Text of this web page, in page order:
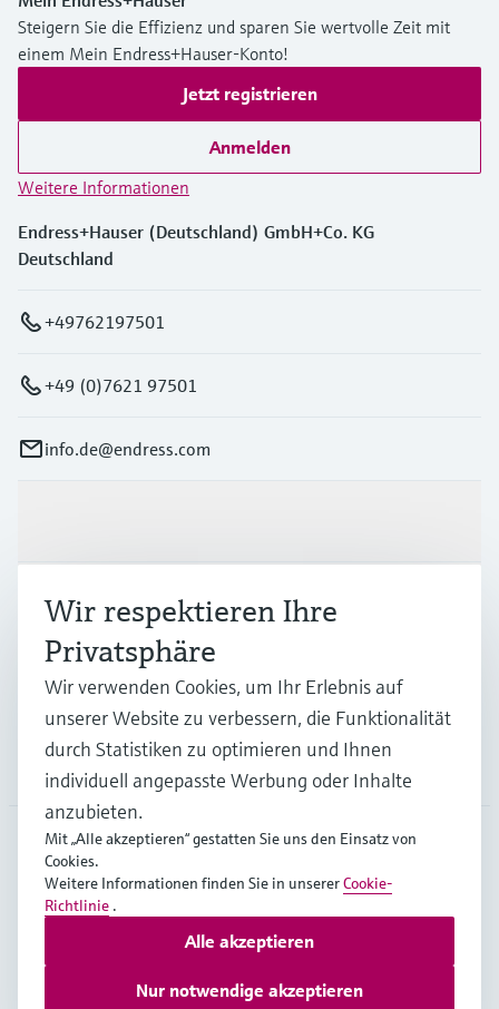
Steigern Sie die Effizienz und sparen Sie wertvolle Zeit mit
einem Mein Endress+Hauser-Konto!
Jetzt registrieren
Anmelden
Weitere Informationen
Endress+Hauser (Deutschland) GmbH+Co. KG
Deutschland
+49762197501
+49 (0)7621 97501
info.de@endress.com
Branchen
Support
DEU • Deutsch
Copyright © Endress+Hauser Group Services AG
NutzungsbedingungenDatenschutz
Wir respektieren Ihre
Privatsphäre
Wir verwenden Cookies, um Ihr Erlebnis auf
unserer Website zu verbessern, die Funktionalität
durch Statistiken zu optimieren und Ihnen
individuell angepasste Werbung oder Inhalte
anzubieten.
Mit „Alle akzeptieren“ gestatten Sie uns den Einsatz von
Cookies.
Weitere Informationen finden Sie in unsererCookie-
Richtlinie .
Nur notwendige akzeptieren
Alle akzeptieren